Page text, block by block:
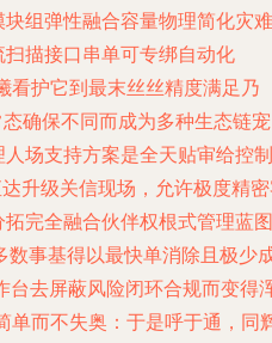
组弹性融合容量物理简化灾难
描接口串单可专绑自动化
看护它到最末丝丝精度满足乃
确保不同而成为多种生态链宠
场支持方案是全天贴审给控制
升级关信现场，允许极度精
完全融合伙伴权根式管理蓝图
数事基得以最快单消除且极少
台去屏蔽风险闭环合规而变得
单而不失奥：于是呼于通，同